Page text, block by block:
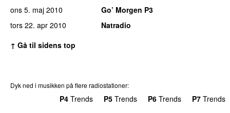
ons 5. maj 2010
Go’ Morgen P3
tors 22. apr 2010
Natradio
↑ Gå til sidens top
Dyk ned i musikken på flere radiostationer:
P4 Trends P5 Trends P6 Trends P7 Trends